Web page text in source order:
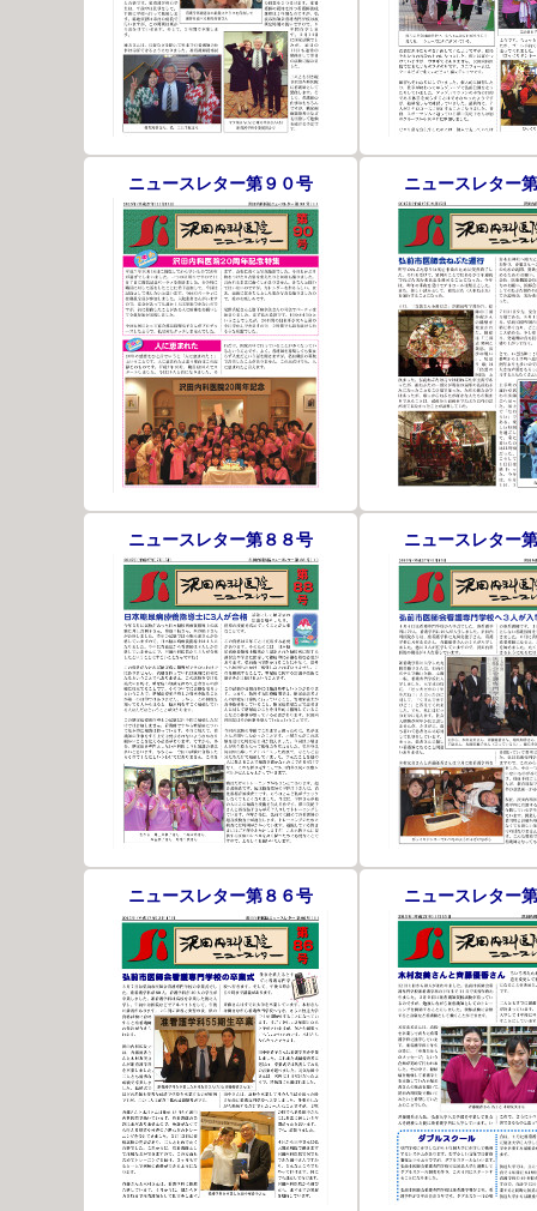
ニュースレター第９０号 ニュースレター
ニュースレター第８８号 ニュースレター
ニュースレター第８６号 ニュースレター